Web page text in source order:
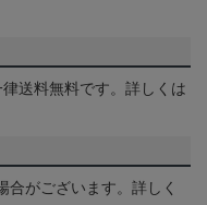
送料無料です。詳しくは
がございます。詳しく